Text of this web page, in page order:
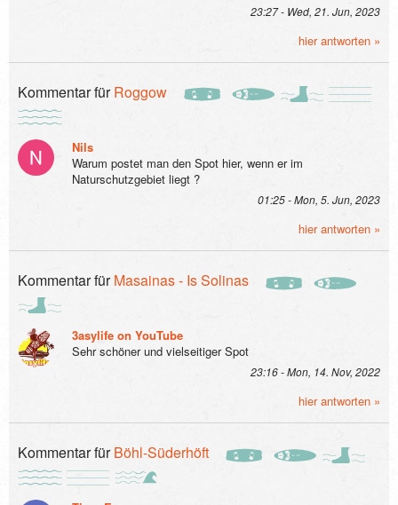
23:27 - Wed, 21. Jun, 2023
hier antworten »
Kommentar fürRoggow
Nils
Warum postet man den Spot hier, wenn er im
Naturschutzgebiet liegt ?
01:25 - Mon, 5. Jun, 2023
hier antworten »
Kommentar fürMasainas - Is Solinas
3asylife on YouTube
Sehr schöner und vielseitiger Spot
23:16 - Mon, 14. Nov, 2022
hier antworten »
Kommentar fürBöhl-Süderhöft